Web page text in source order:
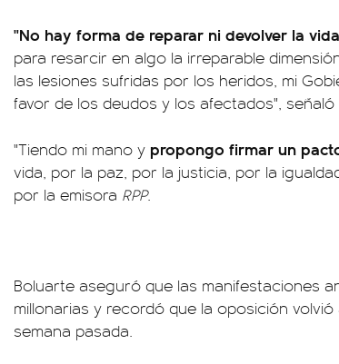
"No hay forma de reparar ni devolver la
para resarcir en algo la irreparable
las lesiones sufridas por los heridos, mi
favor de los deudos y los afectados", señaló
"Tiendo mi mano y propongo firmar un
vida, por la paz, por la justicia, por la
por la emisora RPP.
Boluarte aseguró que las manifestaciones
millonarias y recordó que la oposición
semana pasada.